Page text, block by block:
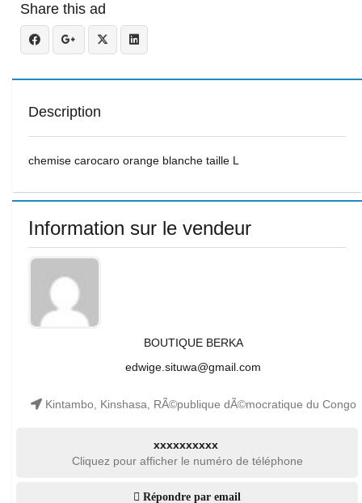
Share this ad
Description
chemise carocaro orange blanche taille L
Information sur le vendeur
BOUTIQUE BERKA
edwige.situwa@gmail.com
Kintambo, Kinshasa, RÃ©publique dÃ©mocratique du Congo
xxxxxxxxxx
Cliquez pour afficher le numéro de téléphone
Répondre par email